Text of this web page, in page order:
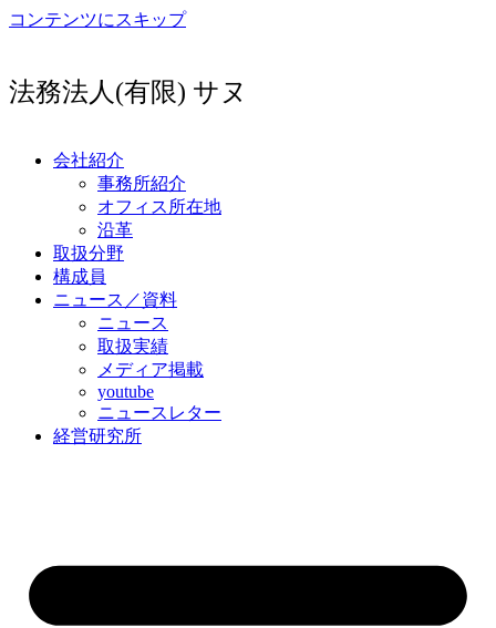
コンテンツにスキップ
法務法人(有限) サヌ
会社紹介
事務所紹介
オフィス所在地
沿革
取扱分野
構成員
ニュース／資料
ニュース
取扱実績
メディア掲載
youtube
ニュースレター
経営研究所